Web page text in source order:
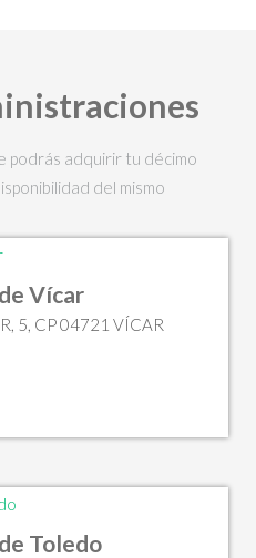
podrás adquirir tu décimo
del mismo
Vícar
5, CP 04721 VÍCAR
Toledo